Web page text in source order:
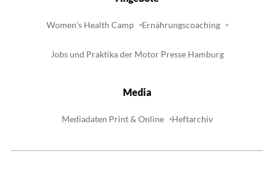
Women's Health Camp Ernährungscoaching
Jobs und Praktika der Motor Presse Hamburg
Media
Mediadaten Print & Online Heftarchiv